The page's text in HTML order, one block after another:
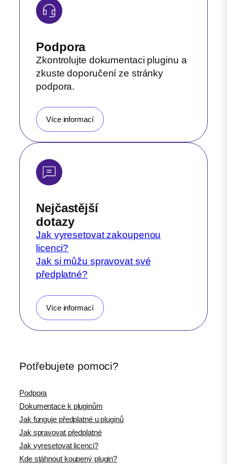
Podpora
Zkontrolujte dokumentaci pluginu a
zkuste doporučení ze stránky
podpora.
Více informací
Nejčastější
dotazy
Jak vyresetovat zakoupenou
licenci?
Jak si můžu spravovat své
předplatné?
Více informací
Potřebujete pomoci?
Podpora
Dokumentace k pluginům
Jak funguje předplatné u pluginů
Jak spravovat předplatné
Jak vyresetovat licenci?
Kde stáhnout koupený plugin?